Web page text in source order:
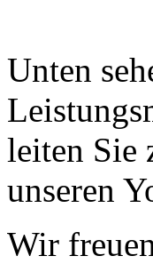
Unten
leiten Sie
unseren
Wir